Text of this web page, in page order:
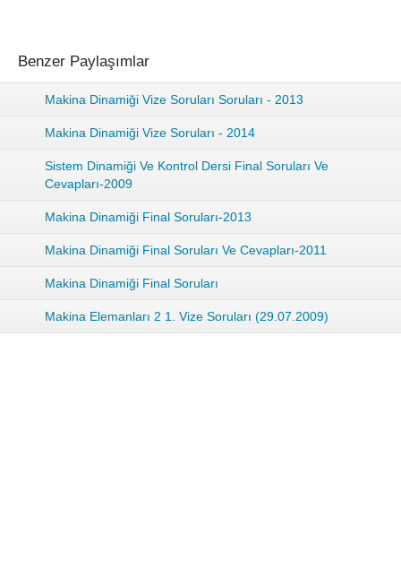
Benzer Paylaşımlar
Makina Dinamiği Vize Soruları Soruları - 2013
Makina Dinamiği Vize Soruları - 2014
Sistem Dinamiği Ve Kontrol Dersi Final Soruları Ve
Cevapları-2009
Makina Dinamiği Final Soruları-2013
Makina Dinamiği Final Soruları Ve Cevapları-2011
Makina Dinamiği Final Soruları
Makina Elemanları 2 1. Vize Soruları (29.07.2009)